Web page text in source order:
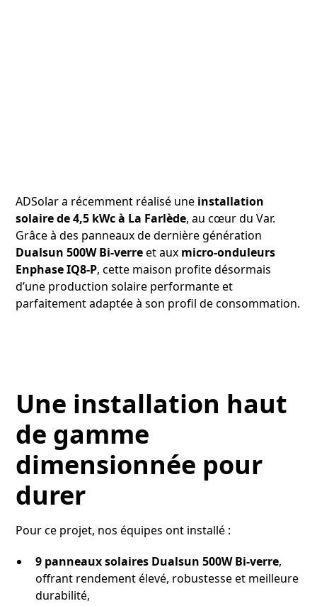
ADSolar a récemment réalisé une installation
solaire de 4,5 kWc à La Farlède, au cœur du Var.
Grâce à des panneaux de dernière génération
Dualsun 500W Bi-verreet aux micro-onduleurs
Enphase IQ8-P, cette maison profite désormais
d’une production solaire performante et
parfaitement adaptée à son profil de consommation.
Une installation haut
de gamme
dimensionnée pour
durer
Pour ce projet, nos équipes ont installé :
9 panneaux solaires Dualsun 500W Bi-verre,
offrant rendement élevé, robustesse et meilleure
durabilité,